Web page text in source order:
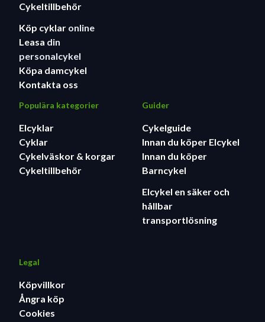
Cykeltillbehör
Köp cyklar online
Leasa din
personalcykel
Köpa damcykel
Kontakta oss
Populära kategorier
Elcyklar
Cyklar
Cykelväskor & korgar
Cykeltillbehör
Guider
Cykelguide
Innan du köper Elcykel
Innan du köper
Barncykel
Elcykel en säker och
hållbar
transportlösning
Legal
Köpvillkor
Ångra köp
Cookies